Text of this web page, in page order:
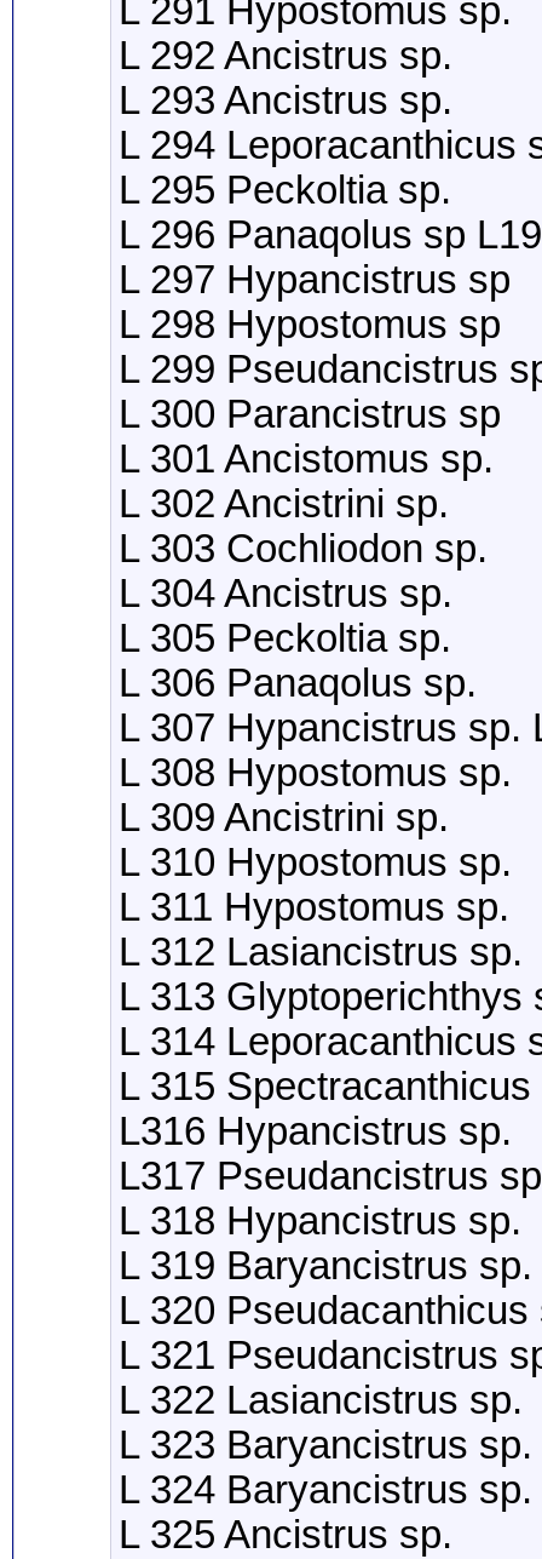
L 291 Hypostomus sp.
L 292 Ancistrus sp.
L 293 Ancistrus sp.
L 294 Leporacanthicus
L 295 Peckoltia sp.
L 296 Panaqolus sp
L 297 Hypancistrus sp
L 298 Hypostomus sp
L 299 Pseudancistrus
L 300 Parancistrus sp
L 301 Ancistomus sp.
L 302 Ancistrini sp.
L 303 Cochliodon sp.
L 304 Ancistrus sp.
L 305 Peckoltia sp.
L 306 Panaqolus sp.
L 307 Hypancistrus sp.
L 308 Hypostomus sp.
L 309 Ancistrini sp.
L 310 Hypostomus sp.
L 311 Hypostomus sp.
L 312 Lasiancistrus sp.
L 313 Glyptoperichthys
L 314 Leporacanthicus
L 315 Spectracanthicus
L316 Hypancistrus sp.
L317 Pseudancistrus
L 318 Hypancistrus sp.
L 319 Baryancistrus sp.
L 320 Pseudacanthicus
L 321 Pseudancistrus
L 322 Lasiancistrus sp.
L 323 Baryancistrus sp.
L 324 Baryancistrus sp.
L 325 Ancistrus sp.